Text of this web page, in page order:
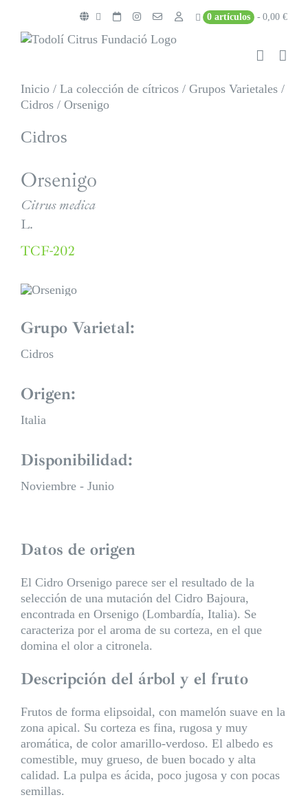
contenido
0 artículos 0,00 €
Inicio / La colección de cítricos / Grupos Varietales /
Cidros / Orsenigo
Cidros
Orsenigo
Citrus medica
L.
TCF-202
Grupo Varietal:
Cidros
Origen:
Italia
Disponibilidad:
Noviembre - Junio
Datos de origen
El Cidro Orsenigo parece ser el resultado de la
selección de una mutación del Cidro Bajoura,
encontrada en Orsenigo (Lombardía, Italia). Se
caracteriza por el aroma de su corteza, en el que
domina el olor a citronela.
Descripción del árbol y el fruto
Frutos de forma elipsoidal, con mamelón suave en la
zona apical. Su corteza es fina, rugosa y muy
aromática, de color amarillo-verdoso. El albedo es
comestible, muy grueso, de buen bocado y alta
calidad. La pulpa es ácida, poco jugosa y con pocas
semillas.